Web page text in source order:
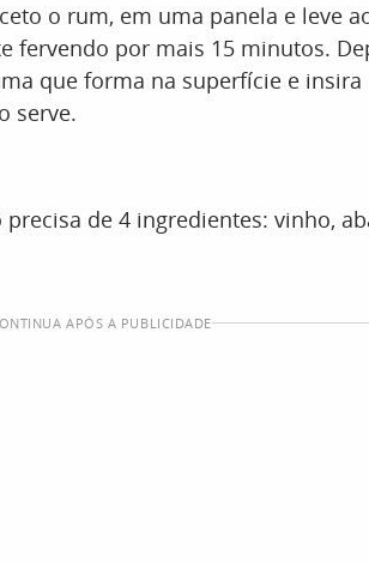
o rum, em uma panela e leve
fervendo por mais 15 minutos.
que forma na superfície e
serve.
de 4 ingredientes: vinho,
APÓS A PUBLICIDADE